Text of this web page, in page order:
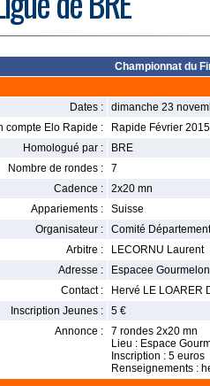
Championnat du
Dates :
dimanche 23
compte Elo Rapide :
Rapide Février 2015
Homologué par :
BRE
Nombre de rondes :
7
Cadence :
2x20 mn
Appariements :
Suisse
Organisateur :
Comité
Arbitre :
LECORNU Laurent
Adresse :
Espacee
Contact :
Hervé LE LOARER
Inscription Jeunes :
5 €
Annonce :
7 rondes 2x20 mn
Lieu : Espace
Inscription : 5 euros
Renseignements :